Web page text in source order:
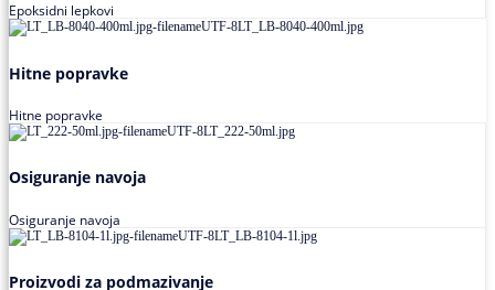
Epoksidni lepkovi
Hitne popravke
Hitne popravke
Osiguranje navoja
Osiguranje navoja
Proizvodi za podmazivanje